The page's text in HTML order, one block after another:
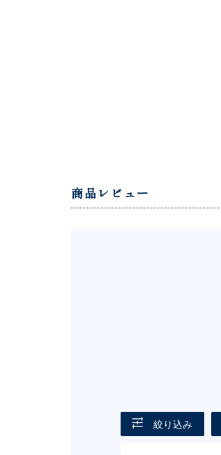
商品レビュー
絞り込み